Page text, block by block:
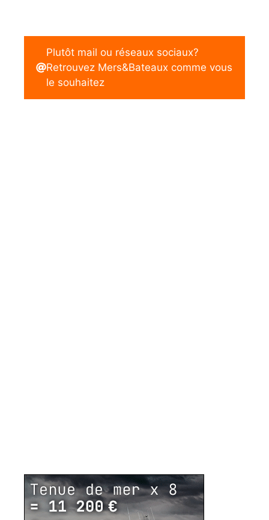
Plutôt mail ou réseaux sociaux?
Retrouvez Mers&Bateaux comme vous
le souhaitez